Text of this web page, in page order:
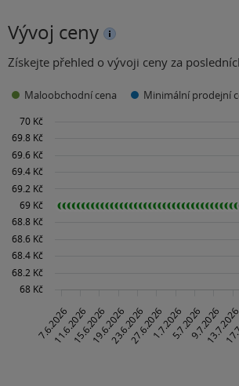
Vývoj ceny
Získejte přehled o vývoji ceny za
Maloobchodní cena Minimální prodejní